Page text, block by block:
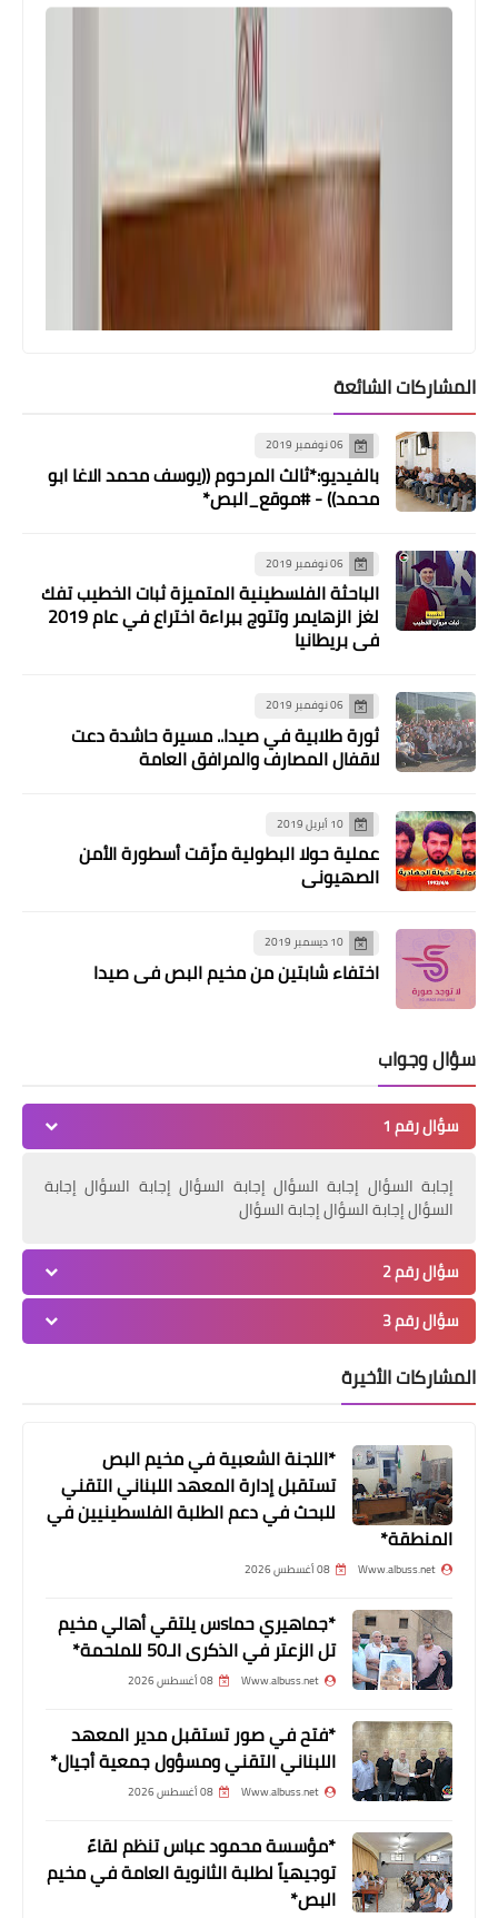
الرياضة
شباب يافا عين الحلوة يكرم نادي
السكسكية تتضامنا مع أهلنا في غزة
مقالات
غداً في غزةَ الجمعةُ الأخطرُ والتحدي
الأكبرُ بقلم د. مصطفى يوسف اللداوي
أخبار البص
*حركة فتح تقيم احتفال تكريمي للمناضل
المشاركات الشائعة
06 نوفمبر 2019
بالفيديو:*ثالث المرحوم ((يوسف محمد الاغا ابو
محمد)) - #موقع_البص*
06 نوفمبر 2019
الباحثة الفلسطينية المتميزة ثبات الخطيب تفك
لغز الزهايمر وتتوج ببراءة اختراع في عام 2019
في بريطانيا
06 نوفمبر 2019
ثورة طلابية في صيدا.. مسيرة حاشدة دعت
لاقفال المصارف والمرافق العامة
10 أبريل 2019
عملية حولا البطولية مزّقت أسطورة الأمن
الصهيوني
10 ديسمبر 2019
اختفاء شابتين من مخيم البص في صيدا
سؤال وجواب
سؤال رقم 1
إجابة السؤال إجابة السؤال إجابة السؤال إجابة السؤال إجابة
السؤال إجابة السؤال إجابة السؤال
سؤال رقم 2
سؤال رقم 3
المشاركات الأخيرة
*اللجنة الشعبية في مخيم البص
تستقبل إدارة المعهد اللبناني التقني
للبحث في دعم الطلبة الفلسطينيين في
المنطقة*
Www.albuss.net 08 أغسطس 2026
*جماهيري حماsس يلتقي أهالي مخيم
تل الزعتر في الذكرى الـ50 للملحمة*
Www.albuss.net 08 أغسطس 2026
*فتح في صور تستقبل مدير المعهد
اللبناني التقني ومسؤول جمعية أجيال*
Www.albuss.net 08 أغسطس 2026
*مؤسسة محمود عباس تنظم لقاءً
توجيهياً لطلبة الثانوية العامة في مخيم
البص*